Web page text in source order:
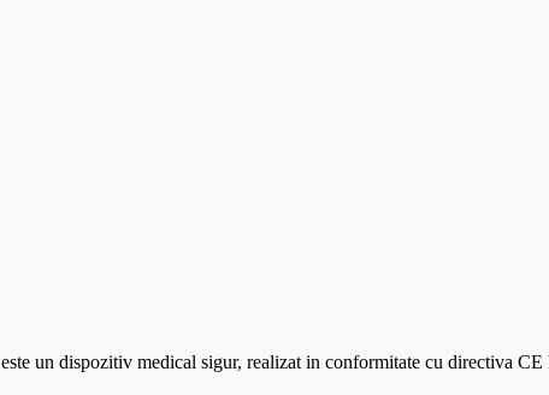
este un dispozitiv medical sigur, realizat in conformitate cu directiva